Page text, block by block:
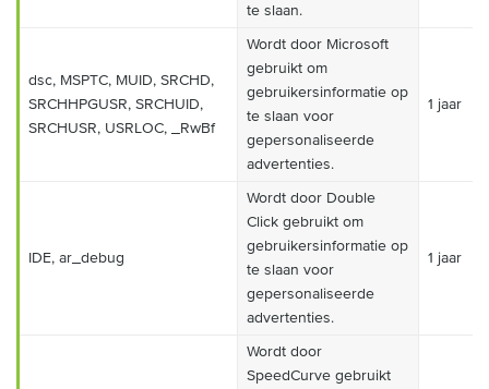
te slaan.
dsc, MSPTC, MUID, SRCHD,
SRCHHPGUSR, SRCHUID,
SRCHUSR, USRLOC, _RwBf
Wordt door Microsoft
gebruikt om
gebruikersinformatie op
te slaan voor
gepersonaliseerde
advertenties.
1 jaar
IDE, ar_debug
Wordt door Double
Click gebruikt om
gebruikersinformatie op
te slaan voor
gepersonaliseerde
advertenties.
1 jaar
Wordt door
SpeedCurve gebruikt